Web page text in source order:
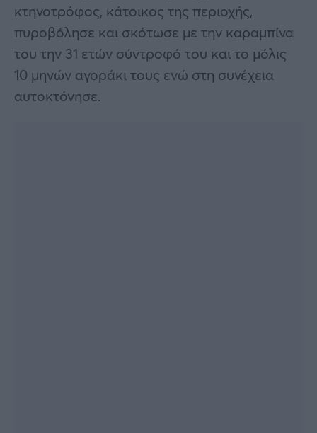
κτηνοτρόφος, κάτοικος της περιοχής,
πυροβόλησε και σκότωσε με την καραμπίνα
του την 31 ετών σύντροφό του και το μόλις
10 μηνών αγοράκι τους ενώ στη συνέχεια
αυτοκτόνησε.